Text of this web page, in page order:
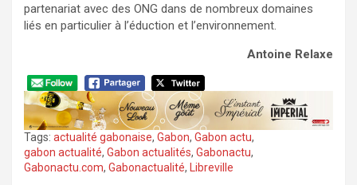
partenariat avec des ONG dans de nombreux domaines
liés en particulier à l’éduction et l’environnement.
Antoine Relaxe
Tags: actualité gabonaise, Gabon, Gabon actu,
gabon actualité, Gabon actualités, Gabonactu,
Gabonactu.com, Gabonactualité, Libreville